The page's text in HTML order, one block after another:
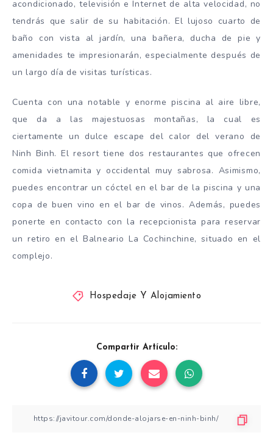
acondicionado, televisión e Internet de alta velocidad, no
tendrás que salir de su habitación. El lujoso cuarto de
baño con vista al jardín, una bañera, ducha de pie y
amenidades te impresionarán, especialmente después de
un largo día de visitas turísticas.
Cuenta con una notable y enorme piscina al aire libre,
que da a las majestuosas montañas, la cual es
ciertamente un dulce escape del calor del verano de
Ninh Binh. El resort tiene dos restaurantes que ofrecen
comida vietnamita y occidental muy sabrosa. Asimismo,
puedes encontrar un cóctel en el bar de la piscina y una
copa de buen vino en el bar de vinos. Además, puedes
ponerte en contacto con la recepcionista para reservar
un retiro en el Balneario La Cochinchine, situado en el
complejo.
Hospedaje Y Alojamiento
Compartir Artículo: